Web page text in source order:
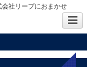
社リープにおまかせ